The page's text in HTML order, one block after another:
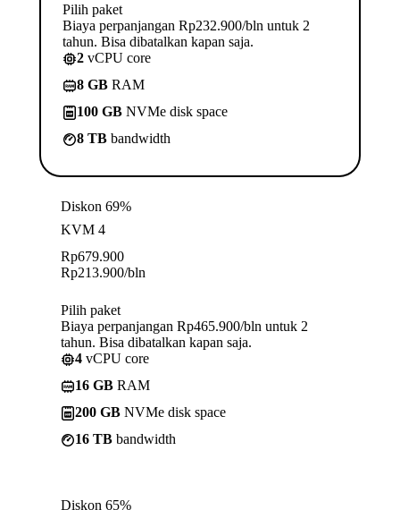
Pilih paket
Biaya perpanjangan Rp232.900/bln untuk 2
tahun. Bisa dibatalkan kapan saja.
2 vCPU core
8 GB RAM
100 GB NVMe disk space
8 TB bandwidth
Diskon 69%
KVM 4
Rp679.900
Rp213.900/bln
Pilih paket
Biaya perpanjangan Rp465.900/bln untuk 2
tahun. Bisa dibatalkan kapan saja.
4 vCPU core
16 GB RAM
200 GB NVMe disk space
16 TB bandwidth
Diskon 65%